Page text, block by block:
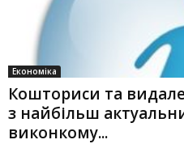
Економіка
Кошториси та
з найбільш
виконкому...